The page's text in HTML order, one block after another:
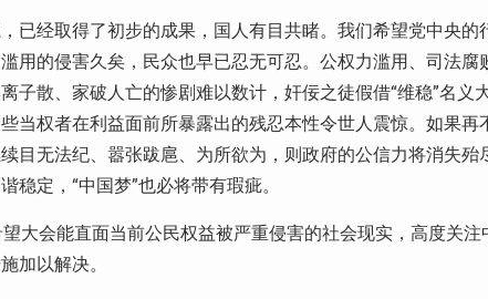
已经取得了初步的成果，国人有目共睹。我们希望党中央的
用的侵害久矣，民众也早已忍无可忍。公权力滥用、司法腐
子散、家破人亡的惨剧难以数计，奸佞之徒假借“维稳”名义
当权者在利益面前所暴露出的残忍本性令世人震惊。如果再
目无法纪、嚣张跋扈、为所欲为，则政府的公信力将消失殆
定，“中国梦”也必将带有瑕疵。
大会能直面当前公民权益被严重侵害的社会现实，高度关注
加以解决。